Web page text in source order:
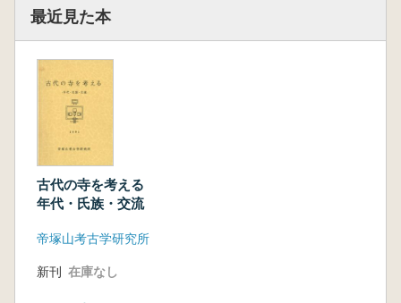
最近見た本
古代の寺を考える
年代・氏族・交流
帝塚山考古学研究所
新刊 在庫なし